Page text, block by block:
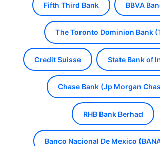
Fifth Third Bank BBVA
The Toronto Dominion Bank
Credit Suisse State Bank of
Chase Bank (Jp Morgan
RHB Bank Berhad
Banco Nacional De Mexico